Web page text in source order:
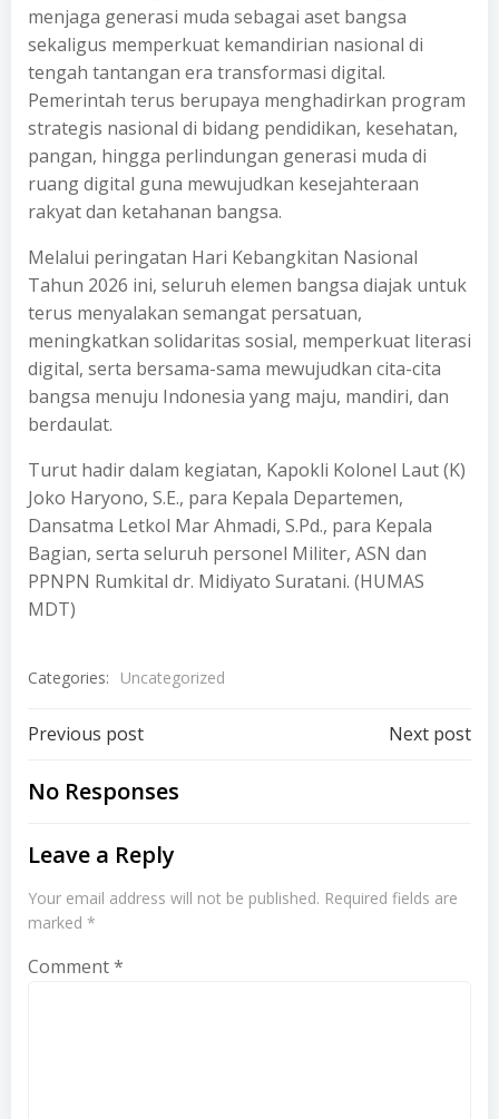
menjaga generasi muda sebagai aset bangsa
sekaligus memperkuat kemandirian nasional di
tengah tantangan era transformasi digital.
Pemerintah terus berupaya menghadirkan program
strategis nasional di bidang pendidikan, kesehatan,
pangan, hingga perlindungan generasi muda di
ruang digital guna mewujudkan kesejahteraan
rakyat dan ketahanan bangsa.
Melalui peringatan Hari Kebangkitan Nasional
Tahun 2026 ini, seluruh elemen bangsa diajak untuk
terus menyalakan semangat persatuan,
meningkatkan solidaritas sosial, memperkuat literasi
digital, serta bersama-sama mewujudkan cita-cita
bangsa menuju Indonesia yang maju, mandiri, dan
berdaulat.
Turut hadir dalam kegiatan, Kapokli Kolonel Laut (K)
Joko Haryono, S.E., para Kepala Departemen,
Dansatma Letkol Mar Ahmadi, S.Pd., para Kepala
Bagian, serta seluruh personel Militer, ASN dan
PPNPN Rumkital dr. Midiyato Suratani. (HUMAS
MDT)
Categories: Uncategorized
Post
navigation
Previous post Next post
No Responses
Leave a Reply
Your email address will not be published. Required fields are
marked *
Comment*